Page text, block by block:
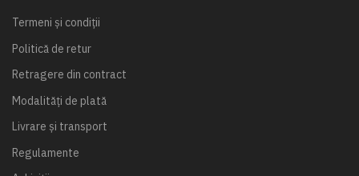
Termeni și condiții
Politică de retur
Retragere din contract
Modalități de plată
Livrare și transport
Regulamente